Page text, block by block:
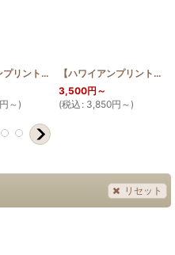
[
【ハワイアンプリントはお任せ】お散歩 サコッシュ ホヌ
～)
【ハワイアンプリントはお任せ】お散歩 サコッシュ レフア
3,500円 ～
(税込 : 3,850円 ～)
リセット